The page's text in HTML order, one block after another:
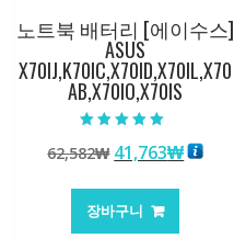
노트북 배터리 [에이수스]
ASUS
X70IJ,K70IC,X70ID,X70IL,X70
AB,X70IO,X70IS
5.00
로 평가됨
62,582₩ 원
가
격:
41,763₩현
장바구니